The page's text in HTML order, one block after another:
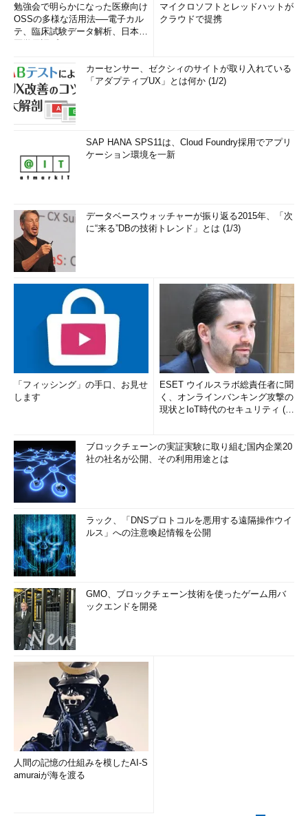
勉強会で明らかになった医療向け
OSSの多様な活用法──電子カル
テ、臨床試験データ解析、日本語
マイクロソフトとレッドハットが
クラウドで提携
カーセンサー、ゼクシィのサイトが取り入れている
「アダプティブUX」とは何か (1/2)
SAP HANA SPS11は、Cloud Foundry採用でアプリ
ケーション環境を一新
データベースウォッチャーが振り返る2015年、「次
に“来る”DBの技術トレンド」とは (1/3)
「フィッシング」の手口、お見せ
します
ESET ウイルスラボ総責任者に聞
く、オンラインバンキング攻撃の
現状とIoT時代のセキュリティ (1/
ブロックチェーンの実証実験に取り組む国内企業20
社の社名が公開、その利用用途とは
ラック、「DNSプロトコルを悪用する遠隔操作ウイ
ルス」への注意喚起情報を公開
GMO、ブロックチェーン技術を使ったゲーム用バ
ックエンドを開発
人間の記憶の仕組みを模したAI-S
amuraiが海を渡る